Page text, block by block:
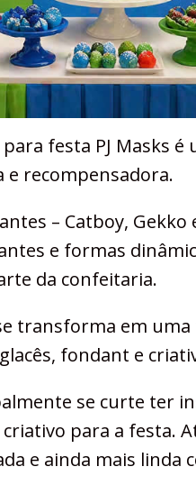
festa PJ Masks é
recompensadora.
– Catboy,
e formas
da confeitaria.
transforma em
fondant e
se curte ter
para a festa.
e ainda mais linda